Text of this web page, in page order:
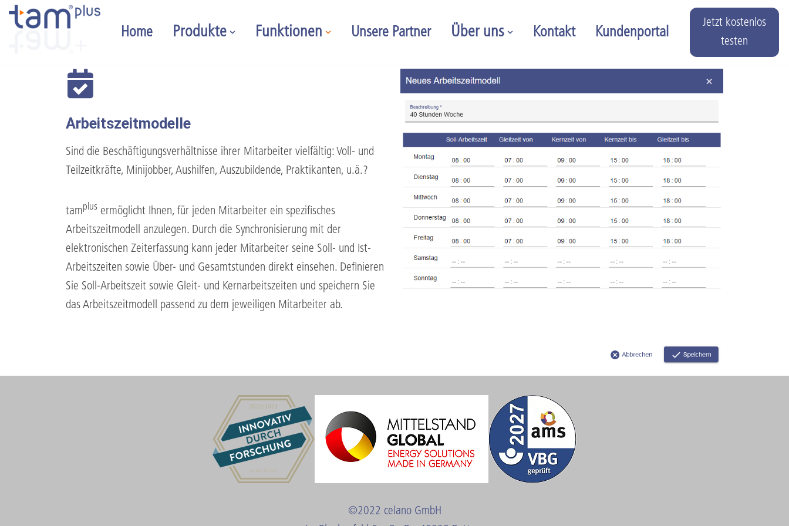
Home Produkte Funktionen Unsere Partner Über uns Kontakt Kundenportal
Jetzt kostenlos
testen
Arbeitszeitmodelle
Sind die Beschäftigungsverhältnisse ihrer Mitarbeiter vielfältig: Voll- und
Teilzeitkräfte, Minijobber, Aushilfen, Auszubildende, Praktikanten, u.ä.?
tamplus ermöglicht Ihnen, für jeden Mitarbeiter ein spezifisches
Arbeitszeitmodell anzulegen. Durch die Synchronisierung mit der
elektronischen Zeiterfassung kann jeder Mitarbeiter seine Soll- und Ist-
Arbeitszeiten sowie Über- und Gesamtstunden direkt einsehen. Definieren
Sie Soll-Arbeitszeit sowie Gleit- und Kernarbeitszeiten und speichern Sie
das Arbeitszeitmodell passend zu dem jeweiligen Mitarbeiter ab.
©2022 celano GmbH